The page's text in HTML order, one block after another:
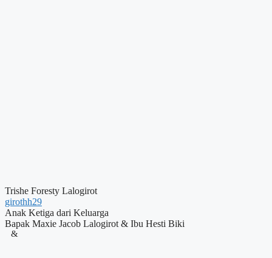
Trishe Foresty Lalogirot
girothh29
Anak Ketiga dari Keluarga
Bapak Maxie Jacob Lalogirot & Ibu Hesti Biki
&